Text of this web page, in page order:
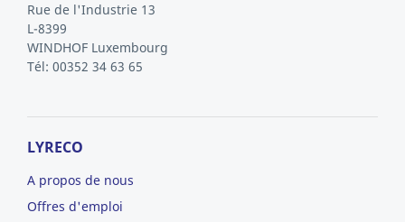
Rue de l'Industrie 13
L-8399
WINDHOF Luxembourg
Tél: 00352 34 63 65
LYRECO
A propos de nous
Offres d'emploi